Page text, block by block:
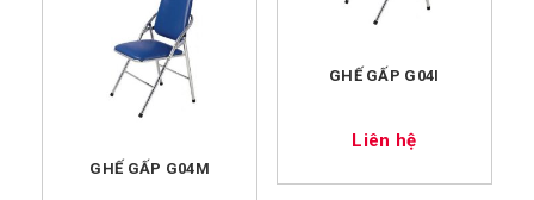
GHẾ GẤP G04I
Liên hệ
GHẾ GẤP G04M